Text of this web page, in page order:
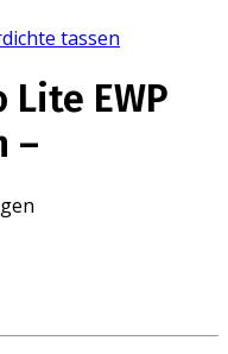
tassen
Lite EWP
–